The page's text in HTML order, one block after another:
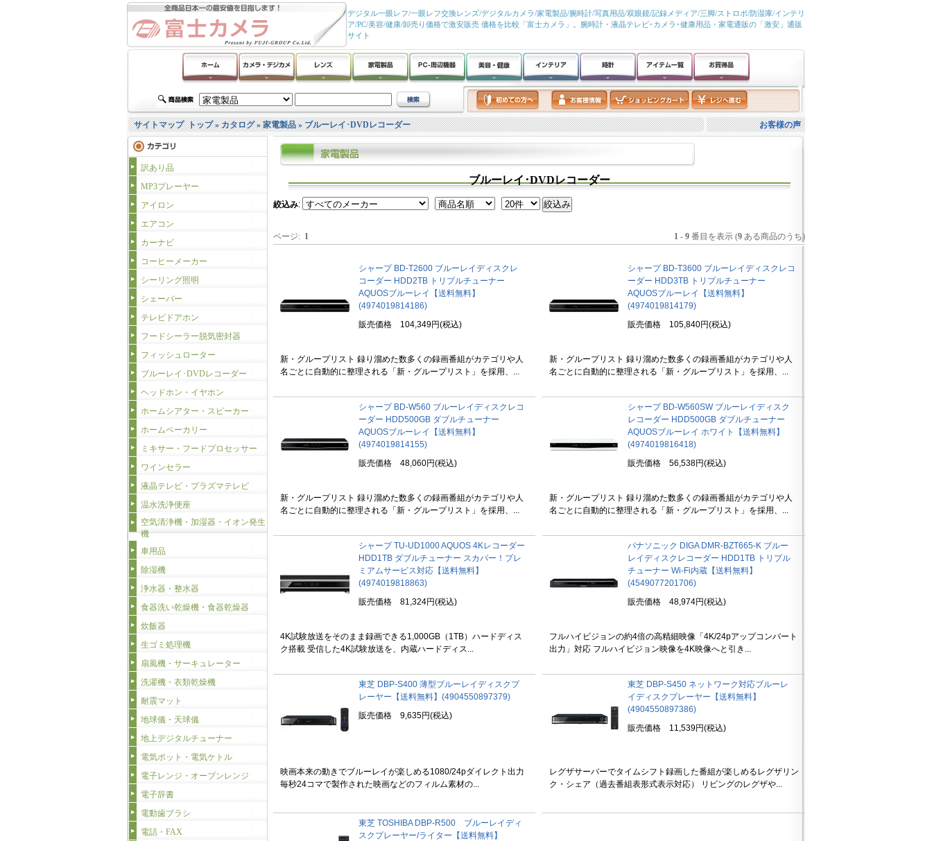
デジタル一眼レフ/一眼レフ交換レンズ/デジタルカメラ/家電製品/腕時計/写真用品/双眼鏡/記録メディア/三脚/ストロボ/防湿庫/インテリ
ア/PC/美容/健康/卸売り価格で激安販売 価格を比較「富士カメラ」。腕時計・液晶テレビ･カメラ･健康用品・家電通販の「激安」通販
サイト
サイトマップ トップ»カタログ»家電製品»ブルーレイ･DVDレコーダー お客様の声
訳あり品
MP3プレーヤー
アイロン
エアコン
カーナビ
コーヒーメーカー
シーリング照明
シェーバー
テレビドアホン
フードシーラー脱気密封器
フィッシュローター
ブルーレイ･DVDレコーダー
ヘッドホン・イヤホン
ホームシアター・スピーカー
ホームベーカリー
ミキサー・フードプロセッサー
ワインセラー
液晶テレビ・プラズマテレビ
温水洗浄便座
空気清浄機・加湿器・イオン発生
機
車用品
除湿機
浄水器・整水器
食器洗い乾燥機・食器乾燥器
炊飯器
生ゴミ処理機
扇風機・サーキュレーター
洗濯機・衣類乾燥機
耐震マット
地球儀・天球儀
地上デジタルチューナー
電気ポット・電気ケトル
電子レンジ・オーブンレンジ
電子辞書
電動歯ブラシ
電話・FAX
ブルーレイ･DVDレコーダー
絞込み:
ページ: 1 1 - 9 番目を表示 (9 ある商品のうち)
シャープ BD-T2600 ブルーレイディスクレ
コーダー HDD2TB トリプルチューナー
AQUOSブルーレイ【送料無料】
(4974019814186)
販売価格 104,349円(税込)
新・グループリスト 録り溜めた数多くの録画番組がカテゴリや人
名ごとに自動的に整理される「新・グループリスト」を採用、...
シャープ BD-T3600 ブルーレイディスクレコ
ーダー HDD3TB トリプルチューナー
AQUOSブルーレイ【送料無料】
(4974019814179)
販売価格 105,840円(税込)
新・グループリスト 録り溜めた数多くの録画番組がカテゴリや人
名ごとに自動的に整理される「新・グループリスト」を採用、...
シャープ BD-W560 ブルーレイディスクレコ
ーダー HDD500GB ダブルチューナー
AQUOSブルーレイ【送料無料】
(4974019814155)
販売価格 48,060円(税込)
新・グループリスト 録り溜めた数多くの録画番組がカテゴリや人
名ごとに自動的に整理される「新・グループリスト」を採用、...
シャープ BD-W560SW ブルーレイディスク
レコーダー HDD500GB ダブルチューナー
AQUOSブルーレイ ホワイト【送料無料】
(4974019816418)
販売価格 56,538円(税込)
新・グループリスト 録り溜めた数多くの録画番組がカテゴリや人
名ごとに自動的に整理される「新・グループリスト」を採用、...
シャープ TU-UD1000 AQUOS 4Kレコーダー
HDD1TB ダブルチューナー スカパー！プレ
ミアムサービス対応【送料無料】
(4974019818863)
販売価格 81,324円(税込)
4K試験放送をそのまま録画できる1,000GB（1TB）ハードディス
ク搭載 受信した4K試験放送を、内蔵ハードディス...
パナソニック DIGA DMR-BZT665-K ブルー
レイディスクレコーダー HDD1TB トリプル
チューナー Wi-Fi内蔵【送料無料】
(4549077201706)
販売価格 48,974円(税込)
フルハイビジョンの約4倍の高精細映像「4K/24pアップコンバート
出力」対応 フルハイビジョン映像を4K映像へと引き...
東芝 DBP-S400 薄型ブルーレイディスクプ
レーヤー【送料無料】(4904550897379)
販売価格 9,635円(税込)
映画本来の動きでブルーレイが楽しめる1080/24pダイレクト出力
毎秒24コマで製作された映画などのフィルム素材の...
東芝 DBP-S450 ネットワーク対応ブルーレ
イディスクプレーヤー【送料無料】
(4904550897386)
販売価格 11,539円(税込)
レグザサーバーでタイムシフト録画した番組が楽しめるレグザリン
ク・シェア（過去番組表形式表示対応） リビングのレグザや...
東芝 TOSHIBA DBP-R500 ブルーレイディ
スクプレーヤー/ライター【送料無料】